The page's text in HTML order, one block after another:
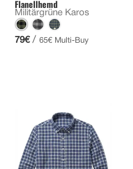
Flanellhemd
Militärgrüne Karos
79€ / 65€ Multi-Buy